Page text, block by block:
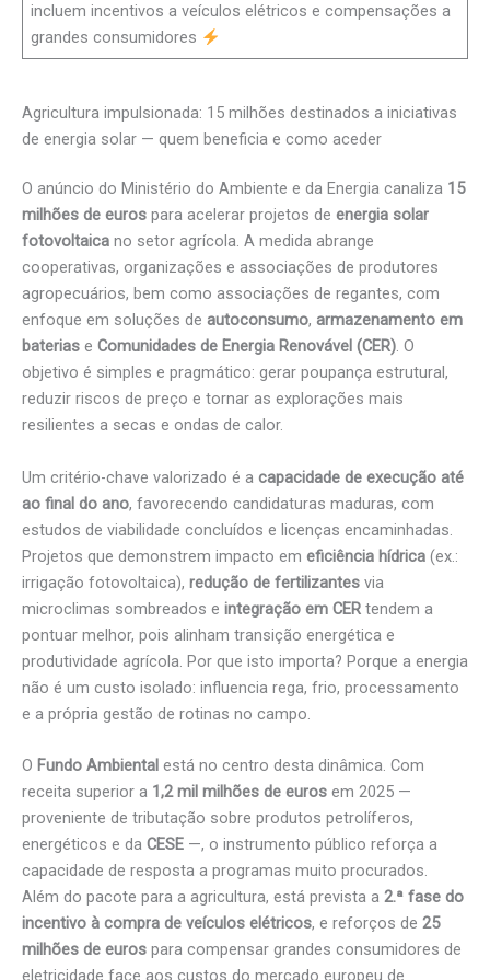
incluem incentivos a veículos elétricos e compensações a
grandes consumidores
Agricultura impulsionada: 15 milhões destinados a iniciativas
de energia solar — quem beneficia e como aceder
O anúncio do Ministério do Ambiente e da Energia canaliza 15
milhões de euros para acelerar projetos de energia solar
fotovoltaica no setor agrícola. A medida abrange
cooperativas, organizações e associações de produtores
agropecuários, bem como associações de regantes, com
enfoque em soluções de autoconsumo, armazenamento em
baterias e Comunidades de Energia Renovável (CER). O
objetivo é simples e pragmático: gerar poupança estrutural,
reduzir riscos de preço e tornar as explorações mais
resilientes a secas e ondas de calor.
Um critério-chave valorizado é a capacidade de execução até
ao final do ano, favorecendo candidaturas maduras, com
estudos de viabilidade concluídos e licenças encaminhadas.
Projetos que demonstrem impacto em eficiência hídrica (ex.:
irrigação fotovoltaica), redução de fertilizantes via
microclimas sombreados e integração em CER tendem a
pontuar melhor, pois alinham transição energética e
produtividade agrícola. Por que isto importa? Porque a energia
não é um custo isolado: influencia rega, frio, processamento
e a própria gestão de rotinas no campo.
O Fundo Ambiental está no centro desta dinâmica. Com
receita superior a 1,2 mil milhões de euros em 2025 —
proveniente de tributação sobre produtos petrolíferos,
energéticos e da CESE —, o instrumento público reforça a
capacidade de resposta a programas muito procurados.
Além do pacote para a agricultura, está prevista a 2.ª fase do
incentivo à compra de veículos elétricos, e reforços de 25
milhões de euros para compensar grandes consumidores de
eletricidade face aos custos do mercado europeu de